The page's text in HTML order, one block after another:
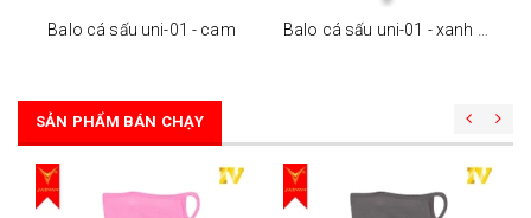
Balo cá sấu uni-01 - cam
SẢN PHẨM BÁN CHẠY